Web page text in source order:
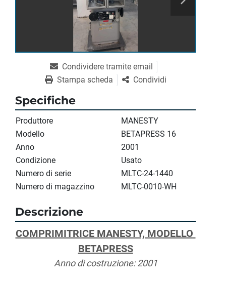
Condividere tramite email
Stampa scheda
Condividi
Specifiche
Produttore
MANESTY
Modello
BETAPRESS 16
Anno
2001
Condizione
Usato
Numero di serie
MLTC-24-1440
Numero di magazzino
MLTC-0010-WH
Descrizione
COMPRIMITRICE MANESTY, MODELLO
BETAPRESS
Anno di costruzione: 2001